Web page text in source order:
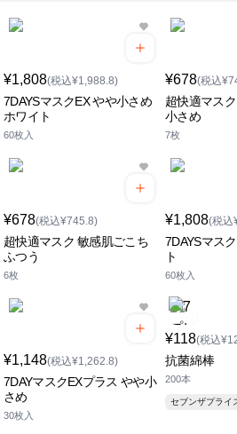
¥1,808(税込¥1,988.8)
7DAYSマスクEX やや小さめ
ホワイト
60枚入
¥678(税込
超快適マス
小さめ
7枚
¥678(税込¥745.8)
超快適マスク 敏感肌ごこち
ふつう
6枚
¥1,808(税込
7DAYSマス
ト
60枚入
¥1,148(税込¥1,262.8)
7DAYマスクEXプラス やや小
さめ
30枚入
¥118(税込
抗菌綿棒
200本
セブンザプライ